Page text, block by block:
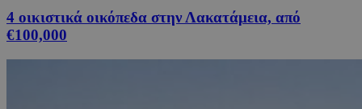
4 οικιστικά οικόπεδα στην Λακατάμεια, από
€100,000